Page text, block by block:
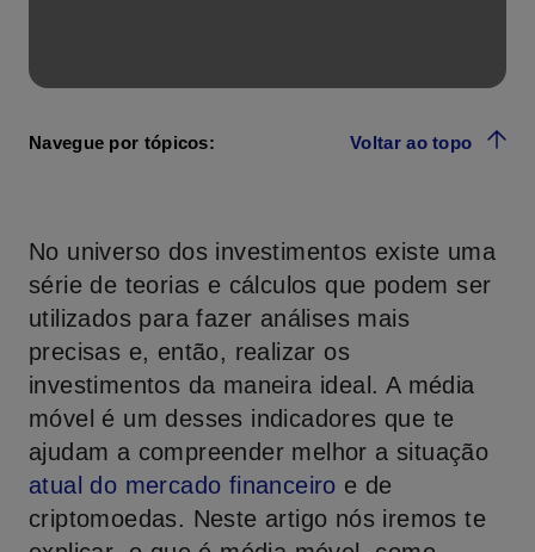
Navegue por tópicos: Voltar ao topo
No universo dos investimentos existe uma
série de teorias e cálculos que podem ser
utilizados para fazer análises mais
precisas e, então, realizar os
investimentos da maneira ideal. A média
móvel é um desses indicadores que te
ajudam a compreender melhor a situação
atual do mercado financeiro e de
criptomoedas. Neste artigo nós iremos te